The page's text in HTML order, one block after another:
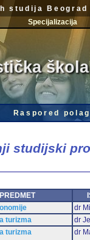
studija Beograd
Specijalizacija
Raspored
studijski
PREDMET
dr
turizma
dr
turizma dr